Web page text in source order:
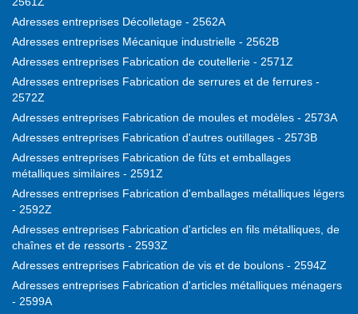
Adresses entreprises Décolletage - 2562A
Adresses entreprises Mécanique industrielle - 2562B
Adresses entreprises Fabrication de coutellerie - 2571Z
Adresses entreprises Fabrication de serrures et de ferrures -
2572Z
Adresses entreprises Fabrication de moules et modèles - 2573A
Adresses entreprises Fabrication d'autres outillages - 2573B
Adresses entreprises Fabrication de fûts et emballages
métalliques similaires - 2591Z
Adresses entreprises Fabrication d'emballages métalliques légers
- 2592Z
Adresses entreprises Fabrication d'articles en fils métalliques, de
chaînes et de ressorts - 2593Z
Adresses entreprises Fabrication de vis et de boulons - 2594Z
Adresses entreprises Fabrication d'articles métalliques ménagers
- 2599A